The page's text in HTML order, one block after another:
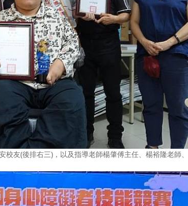
校友(後排右三)，以及指導老師楊肇傅主任、楊裕隆老師